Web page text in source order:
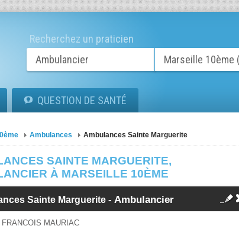
Recherchez un praticien
QUESTION DE SANTÉ
Ambulances Ambulances Sainte Marguerite
SAINTE MARGUERITE,
À MARSEILLE 10ÈME
Sainte Marguerite- Ambulancier
FRANCOIS MAURIAC